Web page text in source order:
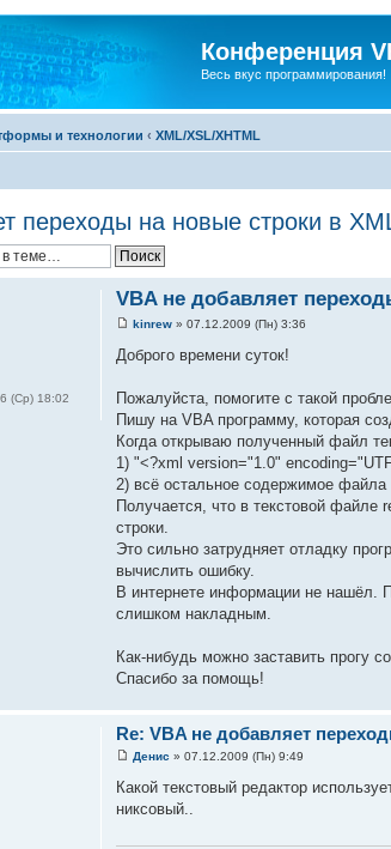
Конференция
Весь вкус программирования!
и технологии ‹ XML/XSL/XHTML
переходы на новые строки в
(Ср) 18:02
VBA не добавляет
kinrew» 07.12.2009 (Пн) 3:36
Доброго времени суток!
Пожалуйста, помогите с такой
Пишу на VBA программу, которая
Когда открываю полученный файл
1) "<?xml version="1.0"
2) всё остальное содержимое файла
Получается, что в текстовой файле
строки.
Это сильно затрудняет отладку
вычислить ошибку.
В интернете информации не нашёл.
слишком накладным.
Как-нибудь можно заставить прогу
Спасибо за помощь!
Re: VBA не добавляет
Денис » 07.12.2009 (Пн) 9:49
Какой текстовый редактор
никсовый..